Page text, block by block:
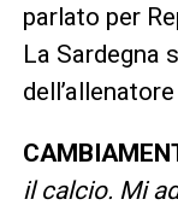
parlato per
La Sardegna
il calcio. Mi